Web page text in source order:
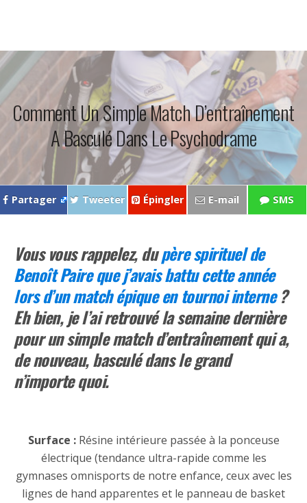
Comment Un Simple Match D’entraînement
A Basculé Dans Le Psychodrame
Partager Tweeter Épingler E-mail SMS
Vous vous rappelez, dupère spirituel de
Benoît Paire que j’avais battu cette année
lors d’un match épique en tournoi interne?
Eh bien, je l’ai retrouvé la semaine dernière
pour un simple match d’entraînement qui a,
de nouveau, basculé dans le grand
n’importequoi.
Surface :Résine intérieure passée à la ponceuse
électrique (tendance ultra-rapide comme les
gymnases omnisports de notre enfance, ceux avec les
lignes de hand apparentes et le panneau de basket